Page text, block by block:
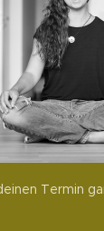
Termin